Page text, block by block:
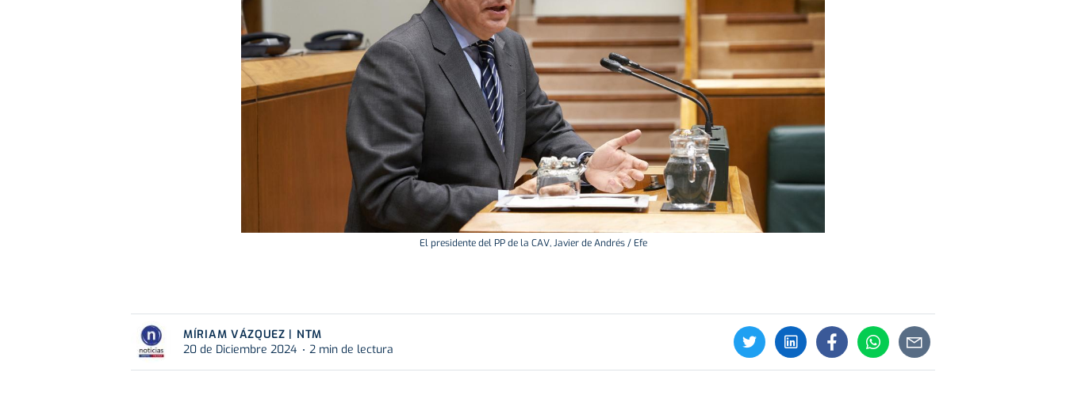
El presidente del PP de la CAV, Javier de Andrés / Efe
MÍRIAM VÁZQUEZ | NTM
20 de Diciembre 2024
2 min de lectura